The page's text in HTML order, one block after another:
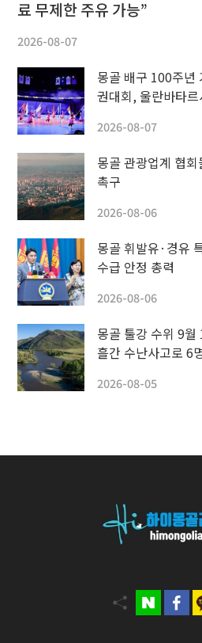
료 무제한 주유 가능”
2026-08-07
몽골 배구 100주년
권대회, 울란바타
2026-08-07
몽골 관광업계 협
촉구
2026-08-06
몽골 휘발유·경유
수급 안정 총력
2026-08-06
몽골 툴강 수위 9
흘간 수난사고로 6
2026-08-05